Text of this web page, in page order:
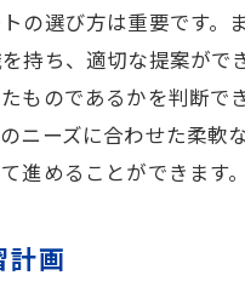
現場での経験を通
資格取得を目指す
不動産取引のプロ
顧客の信頼を得る
の選び方は重要です
持ち、適切な提案が
ものであるかを判断
ニーズに合わせた柔
進めることができます。
画